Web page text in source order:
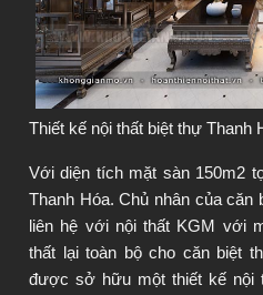
Thiết kế nội thất biệt thự Thanh
Với diện tích mặt sàn 150m2
Thanh Hóa. Chủ nhân của căn
liên hệ với nội thất KGM với
thất lại toàn bộ cho căn biệt
được sở hữu một thiết kế nội